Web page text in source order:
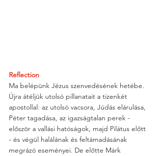
Reflection
Ma belépünk Jézus szenvedésének hetébe.
Újra átéljük utolsó pillanatait a tizenkét
apostollal: az utolsó vacsora, Júdás elárulása,
Péter tagadása, az igazságtalan perek -
először a vallási hatóságok, majd Pilátus előtt
- és végül halálának és feltámadásának
megrázó eseményei. De előtte Márk